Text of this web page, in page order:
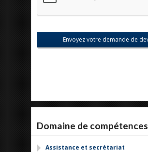
Domaine de compétences
Assistance et secrétariat